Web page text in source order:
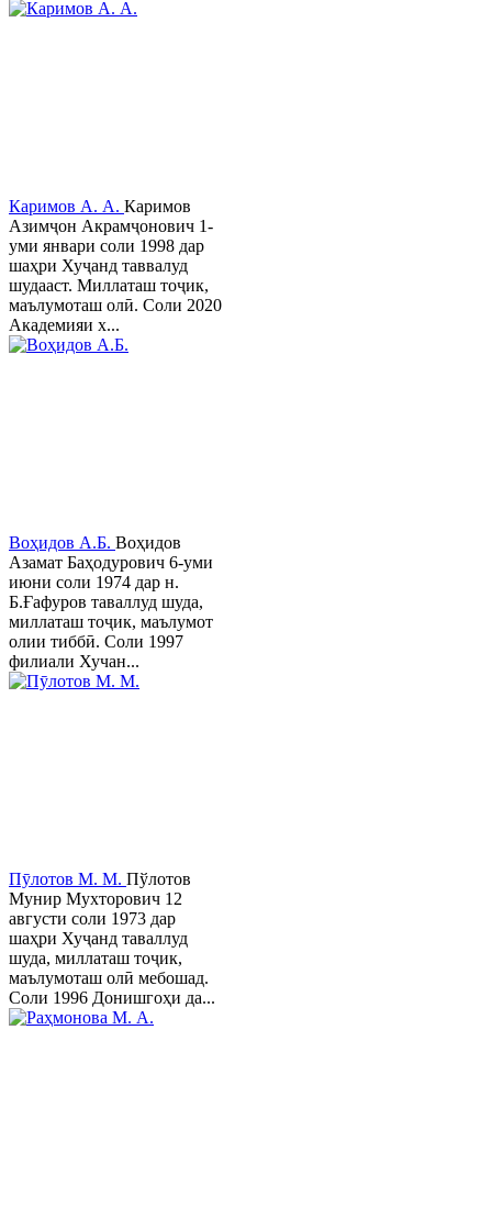
Каримов А. А. Каримов
Азимҷон Акрамҷонович 1-
уми январи соли 1998 дар
шаҳри Хуҷанд таввалуд
шудааст. Миллаташ тоҷик,
маълумоташ олӣ. Соли 2020
Академияи х...
Воҳидов А.Б. Воҳидов
Азамат Баҳодурович 6-уми
июни соли 1974 дар н.
Б.Ғафуров таваллуд шуда,
миллаташ тоҷик, маълумот
олии тиббӣ. Соли 1997
филиали Хучан...
Пӯлотов М. М. Пўлотов
Мунир Мухторович 12
августи соли 1973 дар
шаҳри Хуҷанд таваллуд
шуда, миллаташ тоҷик,
маълумоташ олӣ мебошад.
Соли 1996 Донишгоҳи да...